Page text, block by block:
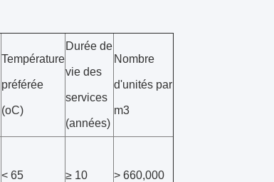
Température
préférée
(oC)
Durée de
vie des
services
(années)
Nombre
d'unités par
m3
< 65 ≥ 10 > 660,000